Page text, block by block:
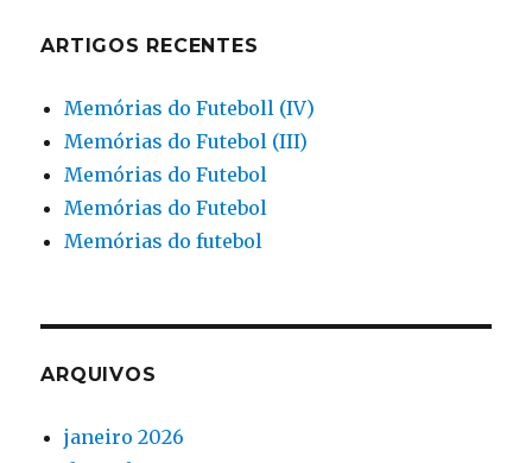
ARTIGOS RECENTES
Memórias do Futeboll (IV)
Memórias do Futebol (III)
Memórias do Futebol
Memórias do Futebol
Memórias do futebol
ARQUIVOS
janeiro 2026